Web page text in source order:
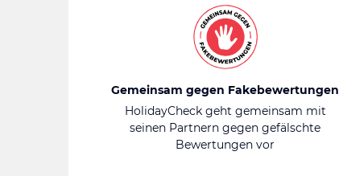
Gemeinsam gegen Fakebewertungen
HolidayCheck geht gemeinsam mit
seinen Partnern gegen gefälschte
Bewertungen vor